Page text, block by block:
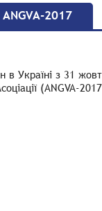
2017
в Україні з 31
(ANGVA-